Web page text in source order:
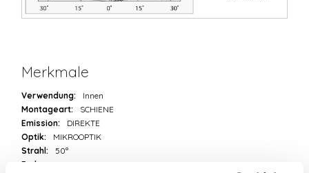
Merkmale
Verwendung:
Innen
Montageart:
SCHIENE
Emission:
DIREKTE
Optik:
MIKROOPTIK
Strahl:
50°
Farbe: